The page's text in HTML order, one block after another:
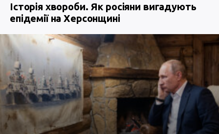
Історія хвороби. Як росіяни вигадують
епідемії на Херсонщині